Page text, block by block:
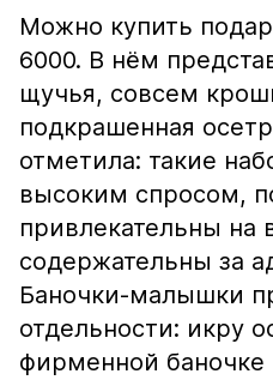
Можно купить
6000. В нём
щучья, совсем
подкрашенная
отметила: такие
высоким спросом,
привлекательны на
содержательны за
Баночки-малышки
отдельности: икру
фирменной